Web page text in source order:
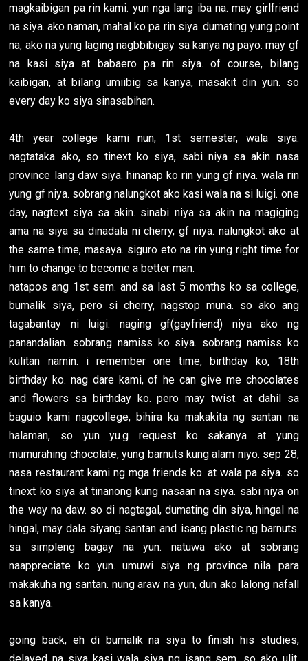
magkaibigan pa rin kami. yun nga lang iba na. may girlfriend
na siya. ako naman, mahal ko pa rin siya. dumating yung point
na, ako na yung laging nagbbibigay sa kanya ng payo. may gf
na kasi siya at babaero pa rin siya. of course, bilang
kaibigan, at bilang umiibig sa kanya, masakit din yun. so
every day ko siya sinasabihan.
4th year college kami nun, 1st semester, wala siya.
nagtataka ako, so tinext ko siya, sabi niya sa akin nasa
province lang daw siya. hinanap ko rin yung gf niya. wala rin
yung gf niya. sobrang nalungkot ako kasi wala na si luigi. one
day, nagtext siya sa akin. sinabi niya sa akin na magiging
ama na siya sa dinadala ni cherry, gf niya. nalungkot ako at
the same time, masaya. siguro eto na rin yung right time for
him to change to become a better man.
natapos ang 1st sem. and sa last 5 months ko sa college,
bumalik siya, pero si cherry, nagstop muna. so ako ang
tagabantay ni luigi. naging gf(gayfriend) niya ako ng
panandalian. sobrang namiss ko siya. sobrang namiss ko
kulitan namin. i remember one time, birthday ko, 18th
birthday ko. nag dare kami, of he can give me chocolates
and flowers sa birthday ko. pero may twist. at dahil sa
baguio kami nagcollege, bihira ka makakita ng santan na
halaman, so yun yu.g request ko sakanya at yung
mumurahing chocolate, yung barnuts kung alam niyo. sep 28,
nasa restaurant kami ng mga friends ko. at wala pa siya. so
tinext ko siya at tinanong kung nasaan na siya. sabi niya on
the way na daw. so di nagtagal, dumating din siya, hingal na
hingal, may dala siyang santan and isang plastic ng barnuts.
sa simpleng bagay na yun. natuwa ako at sobrang
naappreciate ko yun. umuwi siya ng province nila para
makakuha ng santan. nung araw na yun, dun ako lalong nafall
sa kanya.
going back, eh di bumalik na siya to finish his studies,
delayed na siya kasi wala siya ng isang sem. so ako ulit,